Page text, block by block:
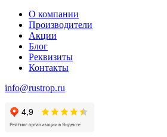
О компании
Производители
Акции
Блог
Реквизиты
Контакты
info@rustrop.ru